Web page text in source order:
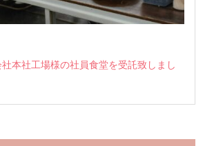
本社工場様の社員食堂を受託致しまし